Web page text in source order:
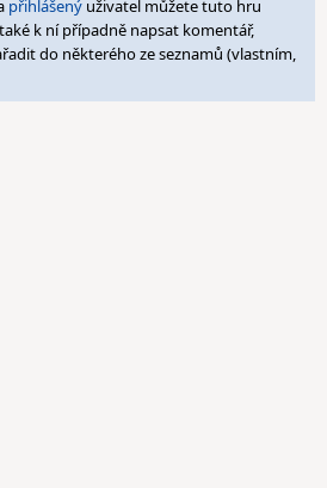
přihlášený uživatel můžete tuto hru
k ní případně napsat komentář,
do některého ze seznamů (vlastním,